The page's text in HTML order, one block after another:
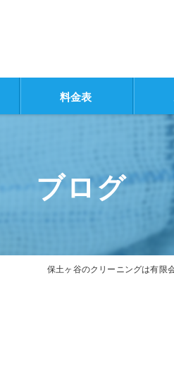
料金表
ブログ
保土ヶ谷のクリーニングは有限